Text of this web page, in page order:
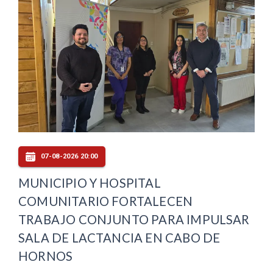
07-08-2026 20:00
MUNICIPIO Y HOSPITAL
COMUNITARIO FORTALECEN
TRABAJO CONJUNTO PARA IMPULSAR
SALA DE LACTANCIA EN CABO DE
HORNOS